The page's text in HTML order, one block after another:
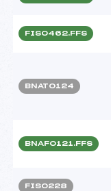
FIS0462.FFS
BNAT0124
BNAF0121.FFS
FIS0228